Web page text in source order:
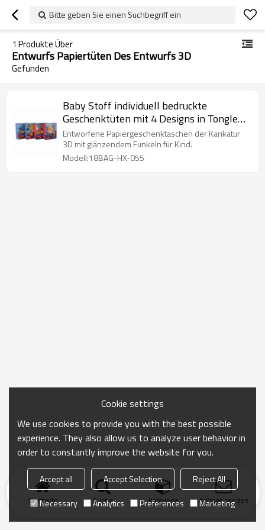
Bitte geben Sie einen Suchbegriff ein
1 Produkte Über
Entwurfs Papiertüten Des Entwurfs 3D
Gefunden
Baby Stoff individuell bedruckte
Geschenktüten mit 4 Designs in Tongle
Verpackung sortiert
Entworfene Papiergeschenktaschen der Karikatur
3D mit glänzendem Funkeln für Kind.
Modell:18BAG-HX-055
Startseite Suche Kategorie Anfrage senden
Cookie settings
We use cookies to provide you with the best possible
experience. They also allow us to analyze user behavior in
order to constantly improve the website for you.
Accept all Accept Selection
Reject All
Necessary
Analytics Preferences Marketing